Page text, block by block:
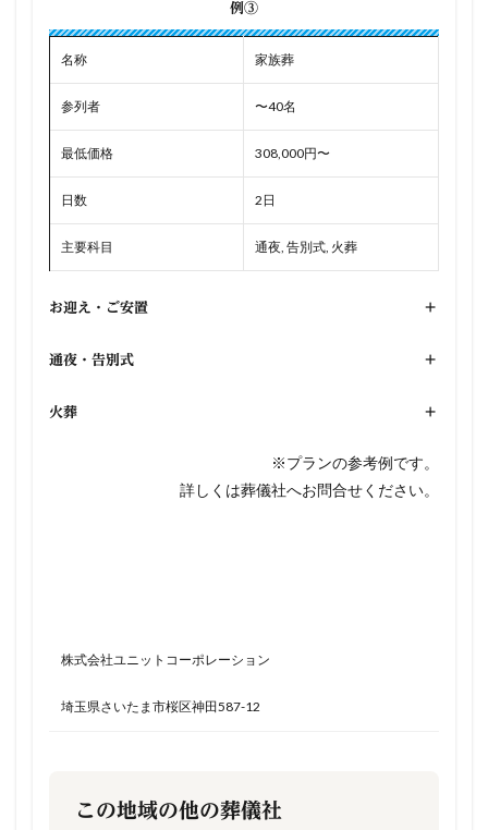
例③
名称 家族葬
参列者 〜40名
最低価格 308,000円〜
日数 2日
主要科目 通夜, 告別式, 火葬
お迎え・ご安置 +
通夜・告別式 +
火葬 +
※プランの参考例です。
詳しくは葬儀社へお問合せください。
株式会社ユニットコーポレーション
埼玉県さいたま市桜区神田587-12
この地域の他の葬儀社